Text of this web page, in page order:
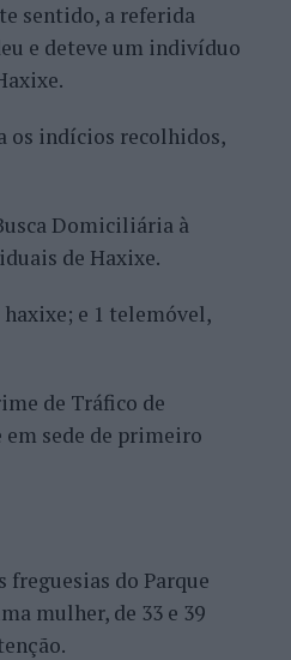
sentido, a referida
e deteve um indivíduo
os indícios recolhidos,
Domiciliária à
de Haxixe.
e 1 telemóvel,
de Tráfico de
em sede de primeiro
freguesias do Parque
mulher, de 33 e 39